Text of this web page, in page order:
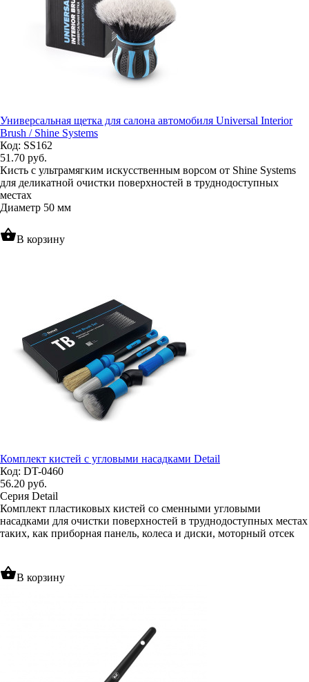
Универсальная щетка для салона автомобиля Universal Interior
Brush / Shine Systems
Код: SS162
51.70 руб.
Кисть с ультрамягким искусственным ворсом от Shine Systems
для деликатной очистки поверхностей в труднодоступных
местах
Диаметр 50 мм
shopping_basketВ корзину
Комплект кистей с угловыми насадками Detail
Код: DT-0460
56.20 руб.
Серия Detail
Комплект пластиковых кистей со сменными угловыми
насадками для очистки поверхностей в труднодоступных местах
таких, как приборная панель, колеса и диски, моторный отсек
shopping_basketВ корзину